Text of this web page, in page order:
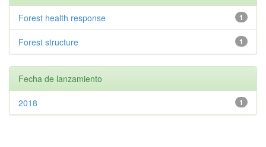
1
Forest health response
1
Forest structure
Fecha de lanzamiento
1
2018